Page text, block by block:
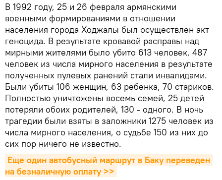
В 1992 году, 25 и 26 февраля армянскими
военными формированиями в отношении
населения города Ходжалы был осуществлен акт
геноцида. В результате кровавой расправы над
мирными жителями было убито 613 человек, 487
человек из числа мирного населения в результате
полученных пулевых ранений стали инвалидами.
Были убиты 106 женщин, 63 ребенка, 70 стариков.
Полностью уничтожены восемь семей, 25 детей
потеряли обоих родителей, 130 - одного. В ночь
трагедии были взяты в заложники 1275 человек из
числа мирного населения, о судьбе 150 из них до
сих пор ничего не известно.
Еще один автобусный маршрут в Баку переведен
на безналичную оплату >>